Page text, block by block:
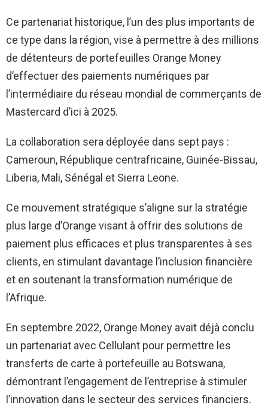
Ce partenariat historique, l’un des plus importants de
ce type dans la région, vise à permettre à des millions
de détenteurs de portefeuilles Orange Money
d’effectuer des paiements numériques par
l’intermédiaire du réseau mondial de commerçants de
Mastercard d’ici à 2025.
La collaboration sera déployée dans sept pays :
Cameroun, République centrafricaine, Guinée-Bissau,
Liberia, Mali, Sénégal et Sierra Leone.
Ce mouvement stratégique s’aligne sur la stratégie
plus large d’Orange visant à offrir des solutions de
paiement plus efficaces et plus transparentes à ses
clients, en stimulant davantage l’inclusion financière
et en soutenant la transformation numérique de
l’Afrique.
En septembre 2022, Orange Money avait déjà conclu
un partenariat avec Cellulant pour permettre les
transferts de carte à portefeuille au Botswana,
démontrant l’engagement de l’entreprise à stimuler
l’innovation dans le secteur des services financiers.